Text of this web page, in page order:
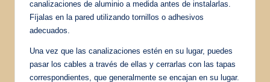
canalizaciones de aluminio a medida antes de instalarlas.
Fíjalas en la pared utilizando tornillos o adhesivos
adecuados.
Una vez que las canalizaciones estén en su lugar, puedes
pasar los cables a través de ellas y cerrarlas con las tapas
correspondientes, que generalmente se encajan en su lugar.